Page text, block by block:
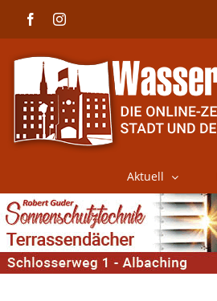
FacebookInstagram
Aktuell